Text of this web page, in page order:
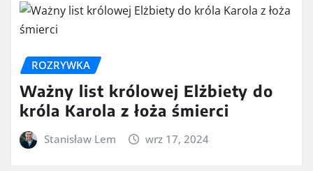
ROZRYWKA
Ważny list królowej Elżbiety do
króla Karola z łoża śmierci
Stanisław Lem wrz 17, 2024